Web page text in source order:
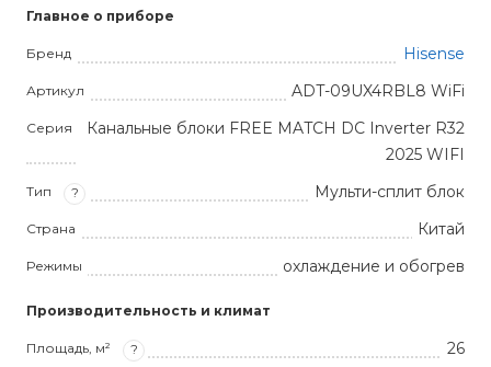
Главное о приборе
Бренд Hisense
Артикул ADT-09UX4RBL8 WiFi
Серия
Канальные блоки FREE MATCH DC Inverter R32
2025 WIFI
Тип ? Мульти-сплит блок
Страна Китай
Режимы охлаждение и обогрев
Производительность и климат
Площадь, м² ? 26